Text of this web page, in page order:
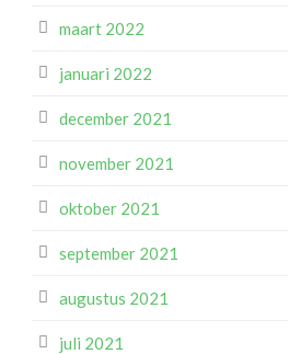
maart 2022
januari 2022
december 2021
november 2021
oktober 2021
september 2021
augustus 2021
juli 2021